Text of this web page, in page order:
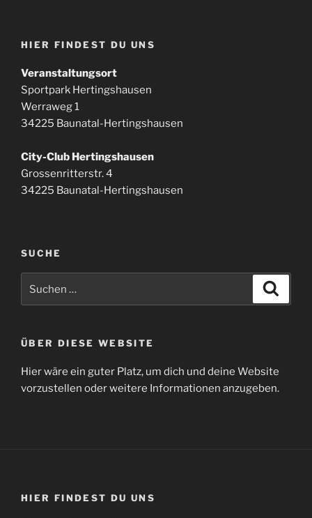
HIER FINDEST DU UNS
Veranstaltungsort
Sportpark Hertingshausen
Werraweg 1
34225 Baunatal-Hertingshausen
City-Club Hertingshausen
Grossenritterstr. 4
34225 Baunatal-Hertingshausen
SUCHE
nach:
ÜBER DIESE WEBSITE
Hier wäre ein guter Platz, um dich und deine Website
vorzustellen oder weitere Informationen anzugeben.
HIER FINDEST DU UNS